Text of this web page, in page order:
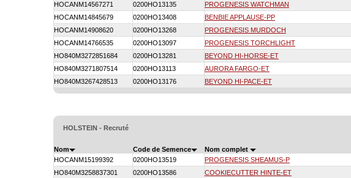
HOCANM14567271
0200HO13135 PROGENESIS WATCHMAN
HOCANM14845679
0200HO13408 BENBIE APPLAUSE-PP
HOCANM14908620
0200HO13268 PROGENESIS MURDOCH
HOCANM14766535
0200HO13097 PROGENESIS TORCHLIGHT
HO840M3272851684
0200HO13281 BEYOND HI-HORSE-ET
HO840M3271807514
0200HO13113 AURORA FARGO-ET
HO840M3267428513
0200HO13176 BEYOND HI-PACE-ET
HOLSTEIN - Recruté
Nom Code de Semence Nom complet
HOCANM15199392
0200HO13519 PROGENESIS SHEAMUS-P
HO840M3258837301
0200HO13586 COOKIECUTTER HINTE-ET